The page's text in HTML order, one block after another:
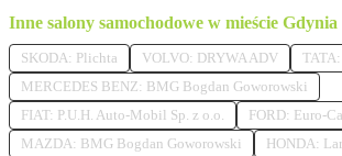
Inne salony samochodowe w mieście Gdynia
SKODA: Plichta VOLVO: DRYWA ADV
MERCEDES BENZ: BMG Bogdan Goworowski
FIAT: P.U.H. Auto-Mobil Sp. z o.o.
FORD: Euro-
MAZDA: BMG Bogdan Goworowski
HONDA: